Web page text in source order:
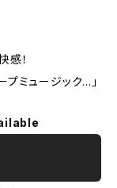
感！
プミュージック…」